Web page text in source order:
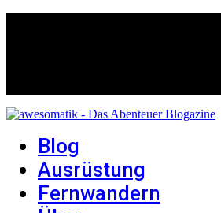
Blog
Ausrüstung
Fernwandern